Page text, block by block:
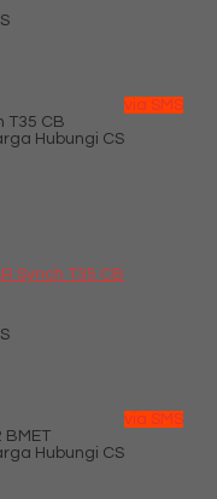
via SMS
T35 CB
Hubungi CS
Synch T35 CB
via SMS
BMET
Hubungi CS